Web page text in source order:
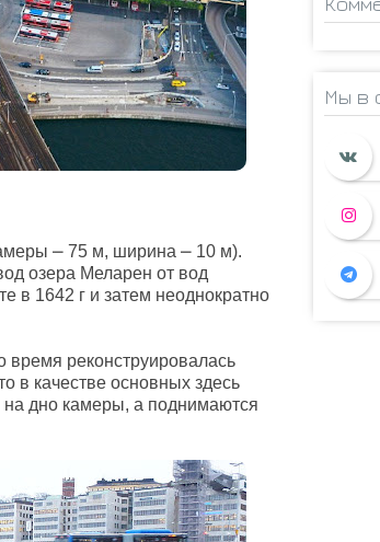
⎼ 75 м, ширина ⎼ 10 м).
озера Меларен от вод
в 1642 г и затем неоднократно
время реконструировалась
в качестве основных здесь
на дно камеры, а поднимаются
Мы в